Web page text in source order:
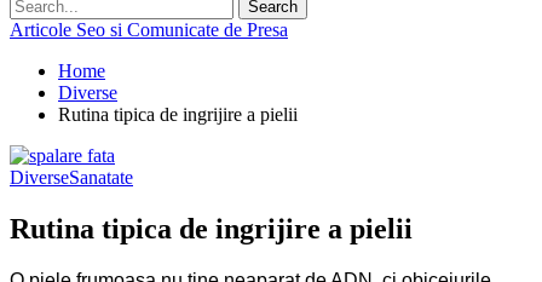
Articole Seo si Comunicate de Presa
Home
Diverse
Rutina tipica de ingrijire a pielii
DiverseSanatate
Rutina tipica de ingrijire a pielii